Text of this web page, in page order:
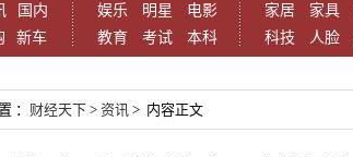
国内
新车
娱乐 明星
电影
教育
考试 本科
家居 家具
科技
人脸
： 财经天下 > 资讯 > 内容正文